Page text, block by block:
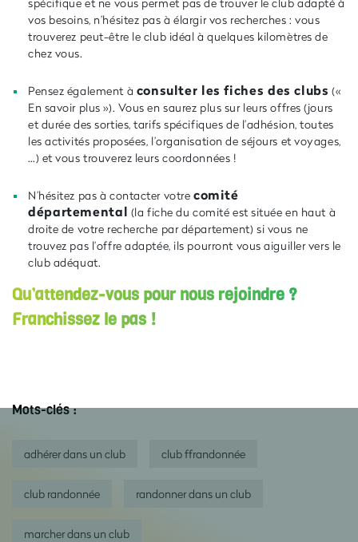
vos besoins, n’hésitez pas à élargir vos recherches : vous
trouverez peut-être le club idéal à quelques kilomètres de
chez vous.
Pensez également à consulter les fiches des clubs («
En savoir plus »). Vous en saurez plus sur leurs offres (jours
et durée des sorties, tarifs spécifiques de l’adhésion, toutes
les activités proposées, l’organisation de séjours et voyages,
…) et vous trouverez leurs coordonnées !
N’hésitez pas à contacter votre comité
départemental (la fiche du comité est située en haut à
droite de votre recherche par département) si vous ne
trouvez pas l’offre adaptée, ils pourront vous aiguiller vers le
club adéquat.
Qu’attendez-vous pour nous rejoindre ?
Franchissez le pas !
Mots-clés :
adhérer dans un club club ffrandonnée
club randonnée randonner dans un club
marcher dans un club